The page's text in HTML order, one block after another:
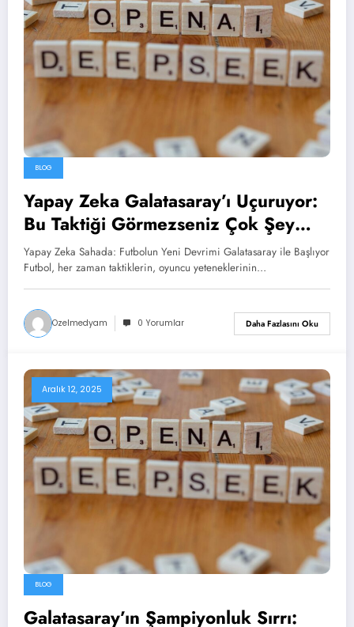
BLOG
Yapay Zeka Galatasaray’ı Uçuruyor:
Bu Taktiği Görmezseniz Çok Şey
Kaçırırsınız!
Yapay Zeka Sahada: Futbolun Yeni Devrimi Galatasaray ile Başlıyor
Futbol, her zaman taktiklerin, oyuncu yeteneklerinin…
Ozelmedyam 0 Yorumlar Daha Fazlasını Oku
Aralık 12, 2025
BLOG
Galatasaray’ın Şampiyonluk Sırrı: